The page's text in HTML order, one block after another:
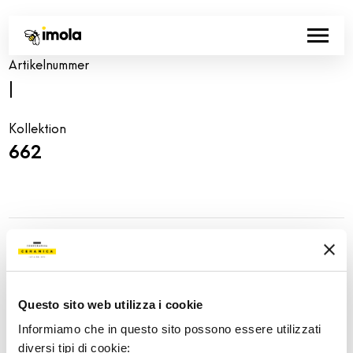
Questo sito web utilizza i cookie
Informiamo che in questo sito possono essere utilizzati
diversi tipi di cookie:
Artikelnummer
Kollektion
662
Share: